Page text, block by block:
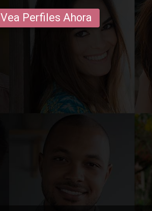
Vea Perfiles Ahora